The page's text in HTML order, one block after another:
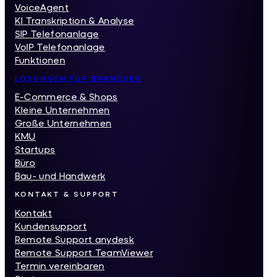
VoiceAgent
KI Transkription & Analyse
SIP Telefonanlage
VoIP Telefonanlage
Funktionen
LÖSUNGEN FÜR BRANCHEN
E-Commerce & Shops
Kleine Unternehmen
Große Unternehmen
KMU
Startups
Büro
Bau- und Handwerk
KONTAKT & SUPPORT
Kontakt
Kundensupport
Remote Support anydesk
Remote Support TeamViewer
Termin vereinbaren